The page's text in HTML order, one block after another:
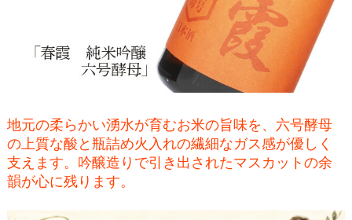
地元の柔らかい湧水が育むお米の旨味を、六号酵母
の上質な酸と瓶詰め火入れの繊細なガス感が優しく
支えます。吟醸造りで引き出されたマスカットの余
韻が心に残ります。